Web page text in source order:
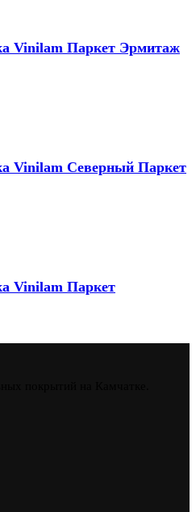
Vinilam Паркет Эрмитаж
Vinilam Северный Паркет
Vinilam Паркет